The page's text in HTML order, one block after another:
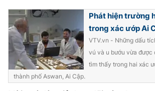
Sản phẩm
Thị trường
Tư vấn
Giao lưu trực tuyến
Lịch phát sóng
Chuyên mục khác
Phát hiện trường
trong xác ướp Ai
VTV.vn - Những dấu
vú và u bướu vừa được
tìm thấy trong hai xác
thành phố Aswan, Ai Cập.